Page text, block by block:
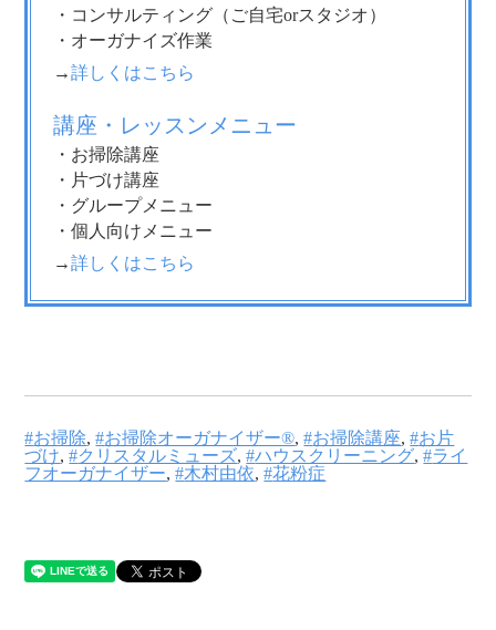
・コンサルティング（ご自宅orスタジオ）
・オーガナイズ作業
→詳しくはこちら
講座・レッスンメニュー
・お掃除講座
・片づけ講座
・グループメニュー
・個人向けメニュー
→詳しくはこちら
お掃除, お掃除オーガナイザー®, お掃除講座, お片
づけ, クリスタルミューズ, ハウスクリーニング, ライ
フオーガナイザー, 木村由依, 花粉症